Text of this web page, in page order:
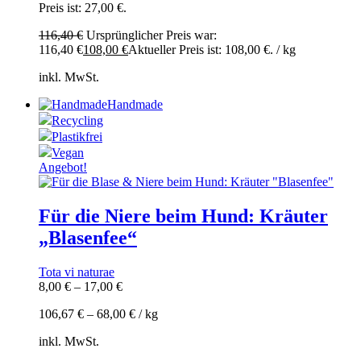
Preis ist: 27,00 €.
116,40€ Ursprünglicher Preis war:
116,40 €108,00 €Aktueller Preis ist: 108,00 €. /kg
inkl. MwSt.
Handmade
Recycling
Plastikfrei
Vegan
Angebot!
Für die Niere beim Hund: Kräuter
„Blasenfee“
Tota vi naturae
8,00 € – 17,00 €
106,67 € – 68,00 € /kg
inkl. MwSt.